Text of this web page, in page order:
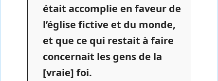
était accomplie en faveur de
l’église fictive et du monde,
et que ce qui restait à faire
concernait les gens de la
[vraie] foi.